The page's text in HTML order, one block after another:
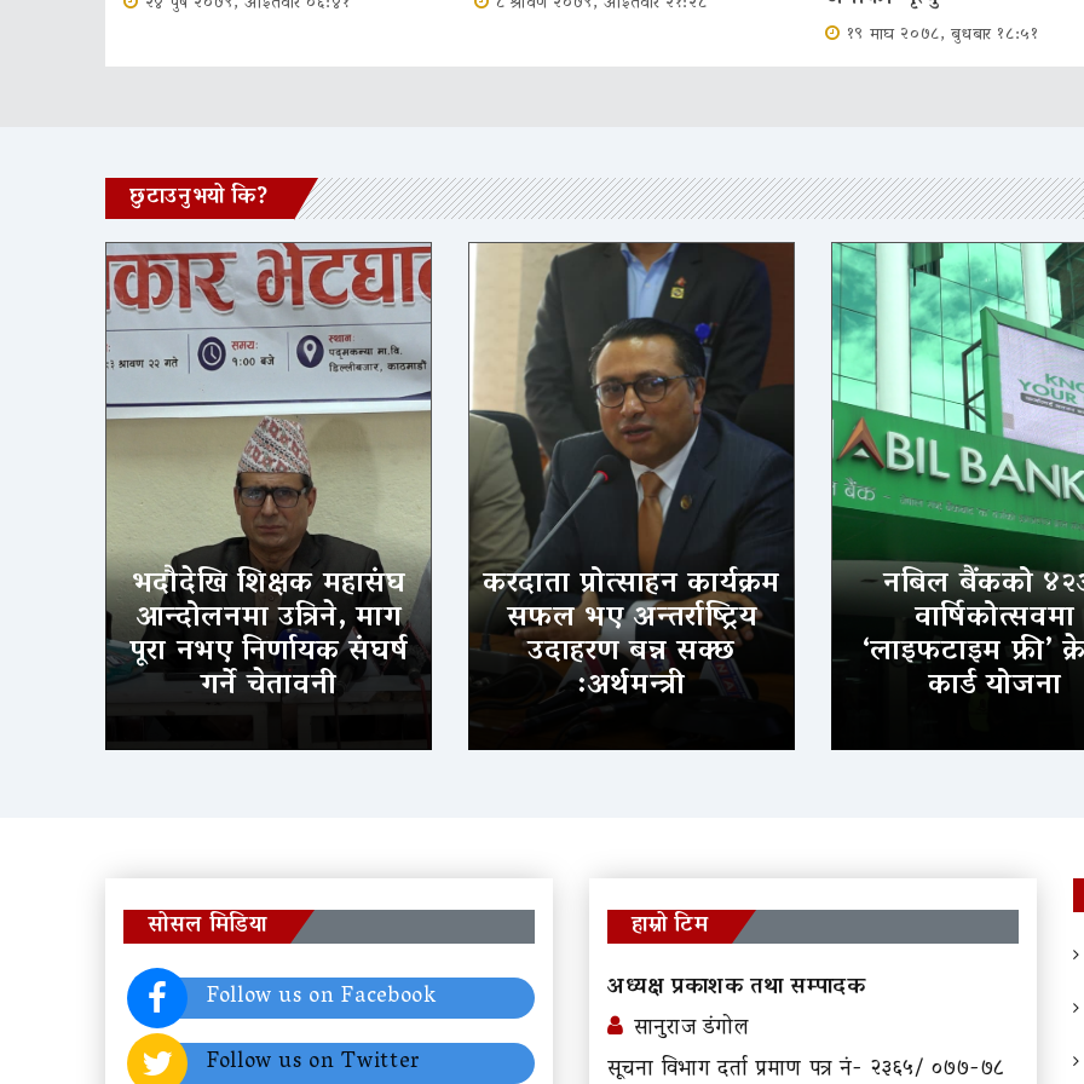
१९ माघ २०७८, बुधबार १८:५१
छुटाउनुभयो कि?
भदौदेखि शिक्षक महासंघ
आन्दोलनमा उत्रिने, माग
पूरा नभए निर्णायक संघर्ष
गर्ने चेतावनी
करदाता प्रोत्साहन कार्यक्रम
सफल भए अन्तर्राष्ट्रिय
उदाहरण बन्न सक्छ
:अर्थमन्त्री
नबिल बैंकको
वार्षिकोत्सवमा
‘लाइफटाइम फ्री’
कार्ड योजना
सोसल मिडिया
Follow us on Facebook
Follow us on Twitter
हाम्रो टिम
अध्यक्ष प्रकाशक तथा सम्पादक
सानुराज डंगोल
सूचना विभाग दर्ता प्रमाण पत्र नं- २३६५/ ०७७-७८